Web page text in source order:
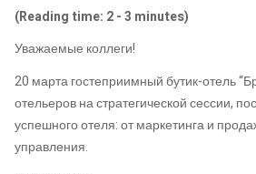
(Reading time: 2 - 3 minutes)
Уважаемые коллеги!
20 мартагостеприимный бутик-отель
отельеров на стратегической сессии,
успешного отеля: от маркетинга и
управления.